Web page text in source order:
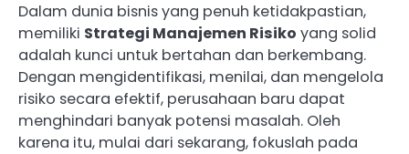
Dalam dunia bisnis yang penuh ketidakpastian,
memiliki Strategi Manajemen Risiko yang solid
adalah kunci untuk bertahan dan berkembang.
Dengan mengidentifikasi, menilai, dan mengelola
risiko secara efektif, perusahaan baru dapat
menghindari banyak potensi masalah. Oleh
karena itu, mulai dari sekarang, fokuslah pada